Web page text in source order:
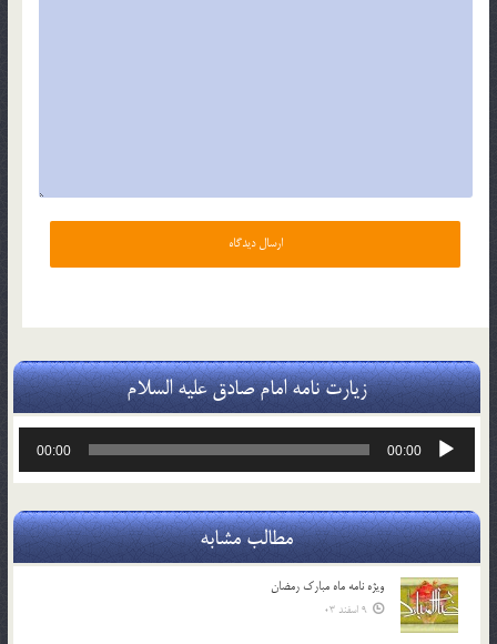
زیارت نامه امام صادق علیه السلام
پخش‌کننده
00:00
00:00
مطالب مشابه
ویژه نامه ماه مبارک رمضان
9 اسفند 03